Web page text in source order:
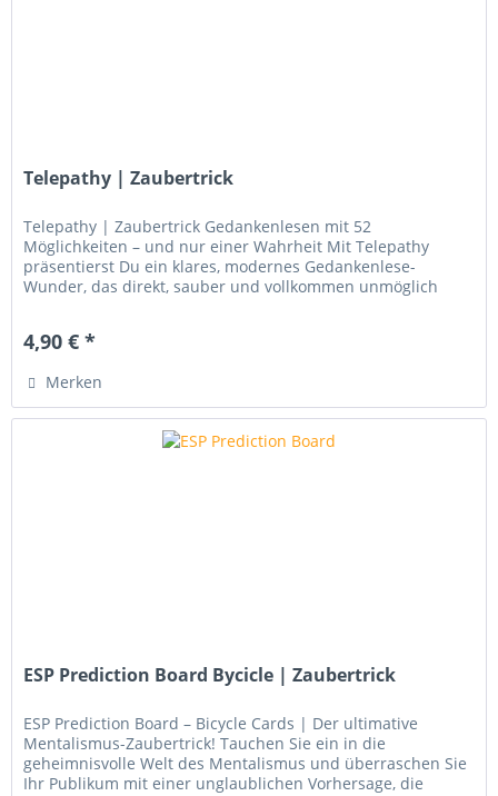
Telepathy | Zaubertrick
Telepathy | Zaubertrick Gedankenlesen mit 52
Möglichkeiten – und nur einer Wahrheit Mit Telepathy
präsentierst Du ein klares, modernes Gedankenlese-
Wunder, das direkt, sauber und vollkommen unmöglich
4,90 € *
Merken
ESP Prediction Board Bycicle | Zaubertrick
ESP Prediction Board – Bicycle Cards | Der ultimative
Mentalismus-Zaubertrick! Tauchen Sie ein in die
geheimnisvolle Welt des Mentalismus und überraschen Sie
Ihr Publikum mit einer unglaublichen Vorhersage, die